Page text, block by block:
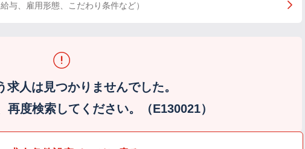
与、雇用形態、こだわり条件など）
求人は見つかりませんでした。
再度検索してください。（E130021）